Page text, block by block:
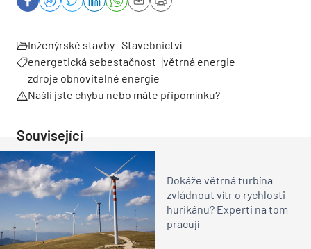
Inženýrské stavby Stavebnictví
energetická sebestačnost větrná energie
zdroje obnovitelné energie
Našli jste chybu nebo máte připomínku?
Související
Dokáže větrná turbína
zvládnout vítr o rychlosti
hurikánu? Experti na tom
pracují